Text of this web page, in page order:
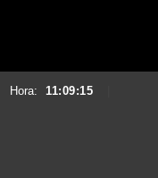
Hora: 11:09:16